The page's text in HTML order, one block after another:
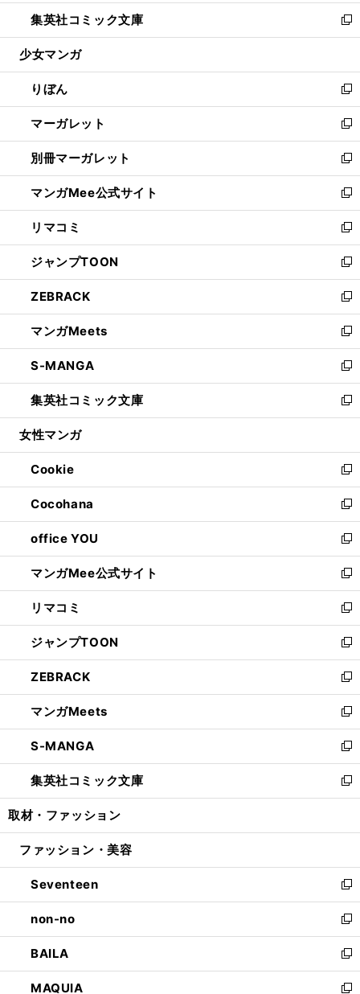
く
ウ
で
開
ン
ド
ウ
開
く
ウ
ィ
ン
ウ
で
開
く
し
い
ウ
ン
ド
ウ
で
開
く
集英社コミック文庫
新
し
ウ
ィ
ン
ド
ウ
で
開
く
少女マンガ
りぼん
新
し
い
ウ
ィ
ン
ド
ウ
で
開
く
マーガレット
新
し
い
ウ
ィ
ン
ド
ウ
で
開
く
別冊マーガレット
新
し
い
ウ
ィ
ン
ド
ウ
で
開
く
マンガMee公式サイト
新
し
い
ウ
ィ
ン
ド
ウ
で
開
く
リマコミ
新
し
い
ウ
ィ
ン
ド
ウ
で
開
く
ジャンプTOON
新
し
い
ウ
ィ
ン
ド
ウ
で
開
ZEBRACK
新
し
い
ウ
ィ
ン
ド
ウ
開
く
マンガMeets
新
し
い
ウ
ィ
ン
ウ
で
開
く
S-MANGA
新
し
い
ウ
ン
ド
ウ
で
開
く
集英社コミック文庫
新
し
ウ
ィ
ン
ド
ウ
で
開
く
女性マンガ
Cookie
新
し
い
ウ
ィ
ン
ド
ウ
で
開
く
Cocohana
新
し
い
ウ
ィ
ン
ド
ウ
で
開
く
office YOU
新
し
い
ウ
ィ
ン
ド
ウ
で
開
く
マンガMee公式サイト
新
し
い
ウ
ィ
ン
ド
ウ
で
開
く
リマコミ
新
し
い
ウ
ィ
ン
ド
ウ
で
開
く
ジャンプTOON
新
し
い
ウ
ィ
ン
ド
ウ
で
開
ZEBRACK
新
し
い
ウ
ィ
ン
ド
ウ
開
マンガMeets
新
し
い
ウ
ィ
ン
ウ
開
く
S-MANGA
新
し
い
ウ
ン
ウ
で
開
く
集英社コミック文庫
新
し
ウ
ン
ド
ウ
で
開
く
取材・ファッション
ファッション・美容
Seventeen
新
し
い
ウ
ィ
ン
ド
non-no
新
し
い
ウ
ィ
BAILA
新
し
い
MAQUIA